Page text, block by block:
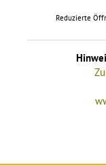
Reduzierte